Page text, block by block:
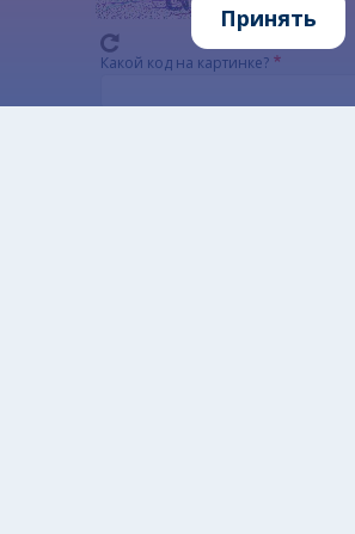
Какой код на картинке?
Принять